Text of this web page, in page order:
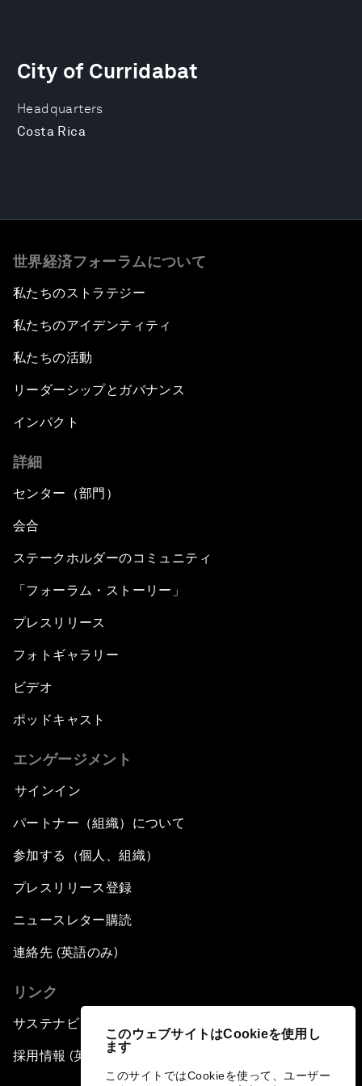
このウェブサイトはCookieを使用し
ます
このサイトではCookieを使って、ユーザー
Headquarters
Costa Rica
City of Curridabat
世界経済フォーラムについて
私たちのストラテジー
私たちのアイデンティティ
私たちの活動
リーダーシップとガバナンス
インパクト
詳細
センター（部門）
会合
ステークホルダーのコミュニティ
「フォーラム・ストーリー」
プレスリリース
フォトギャラリー
ビデオ
ポッドキャスト
エンゲージメント
サインイン
パートナー（組織）について
参加する（個人、組織）
プレスリリース登録
ニュースレター購読
連絡先 (英語のみ)
リンク
サステナビリティへの取り組み
採用情報 (英語のみ)